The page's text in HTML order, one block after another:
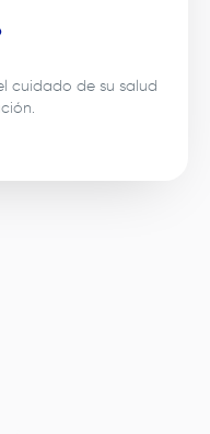
cuidado de su salud